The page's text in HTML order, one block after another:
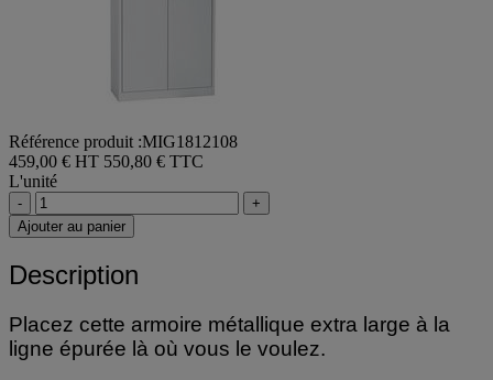
Référence produit :MIG1812108
459,00 € HT 550,80 € TTC
L'unité
-
+
Ajouter au panier
Description
Placez cette armoire métallique extra large à la
ligne épurée là où vous le voulez.